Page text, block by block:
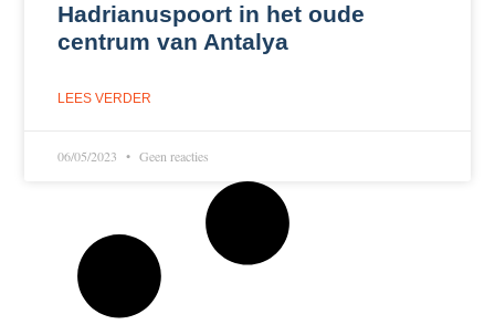
Hadrianuspoort in het oude
centrum van Antalya
LEES VERDER
06/05/2023 Geen reacties